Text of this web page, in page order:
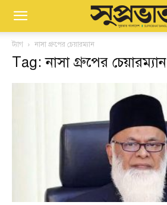
ট্যাগ নাসা গ্রুপের চেয়ারম্যান
Tag: নাসা গ্রুপের চেয়ারম্যান